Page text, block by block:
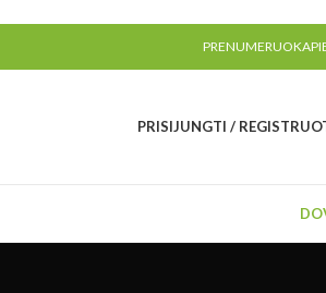
PRENUMERUOK
PRISIJUNGTI /